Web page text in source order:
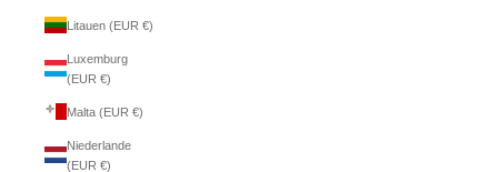
Litauen (EUR €)
Luxemburg
(EUR €)
Malta (EUR €)
Niederlande
(EUR €)